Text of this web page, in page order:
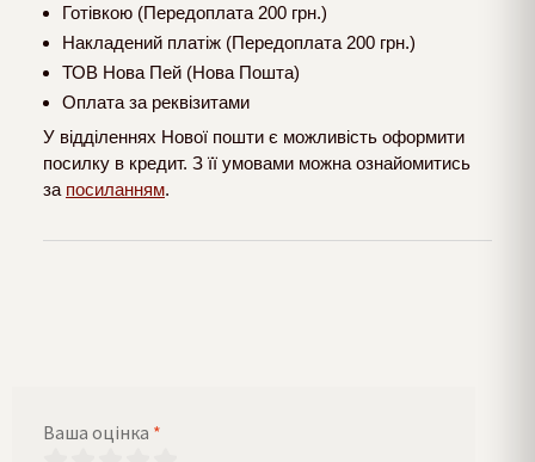
Готівкою (Передоплата 200 грн.)
Накладений платіж (Передоплата 200 грн.)
ТОВ Нова Пей (Нова Пошта)
Оплата за реквізитами
У відділеннях Нової пошти є можливість оформити
посилку в кредит. З її умовами можна ознайомитись
за посиланням.
Ваша оцінка *